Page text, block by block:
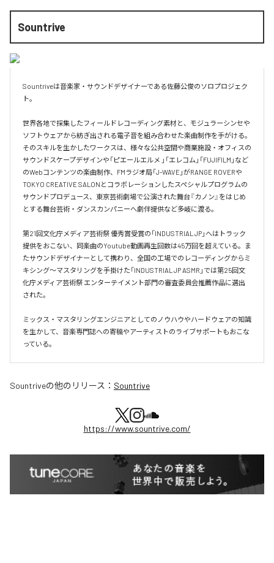
Sountrive
Sountriveは音楽家・サウンドデザイナーである佐藤公俊のソロプロジェク
ト。
世界各地で採集したフィールドレコーディング素材と、モジュラーシンセや
ソフトウェアから紡ぎ出される電子音を組み合わせた楽曲制作を手がける。
そのスキルを生かしたワークスは、様々な公共空間や商業施設・オフィスの
サウンドスケープデザインや「ピエールエルメ 」「エレコム」「FUJIFILM」など
のWebコンテンツの楽曲制作、FMラジオ局「J-WAVE」がRANGE ROVERや
TOKYO CREATIVE SALONとコラボレーションしたスペシャルプログラムの
サウンドプロデュース、東京芸術劇場で公演された舞台『カノン』をはじめ
とする舞台芸術・ダンスカンパニーへ劇伴提供など多岐に渡る。
第21回文化庁メディア芸術祭 優秀賞受賞の「INDUSTRIAL JP」へはトラック
提供をおこない、同楽曲のYoutube動画再生回数は45万回を超えている。ま
たサウンドデザイナーとして携わり、全国の工場でのレコーディングからミ
キシング〜マスタリングを手掛けた「INDUSTRIAL JP ASMR」では第25回文
化庁メディア芸術祭 エンターテイメント部門の審査委員会推薦作品に選出
された。
ミックス・マスタリングエンジニアとしてのノウハウやハードウェアの知識
を生かして、音楽専門誌への寄稿やアーティストのライブサポートもおこな
っている。
Sountriveの他のリリース： Sountrive
https://www.sountrive.com/